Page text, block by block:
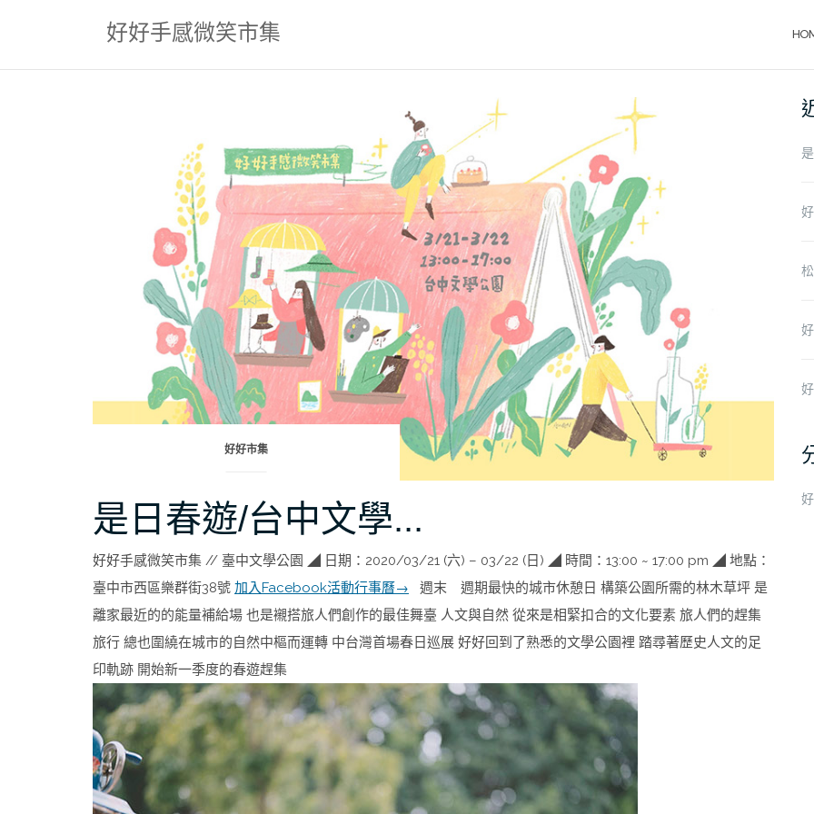
好好手感微笑市集
好好市集
是日春遊/台中文學...
好好手感微笑市集 // 臺中文學公園 ◢ 日期：2020/03/21 (六) – 03/22 (日) ◢ 時間：13:00 ~ 17:00 pm ◢ 地點：
臺中市西區樂群街38號 加入Facebook活動行事曆→ 週末 週期最快的城市休憩日 構築公園所需的林木草坪 是
離家最近的的能量補給場 也是襯搭旅人們創作的最佳舞臺 人文與自然 從來是相緊扣合的文化要素 旅人們的趕集
旅行 總也圍繞在城市的自然中樞而運轉 中台灣首場春日巡展 好好回到了熟悉的文學公園裡 踏尋著歷史人文的足
印軌跡 開始新一季度的春遊趕集